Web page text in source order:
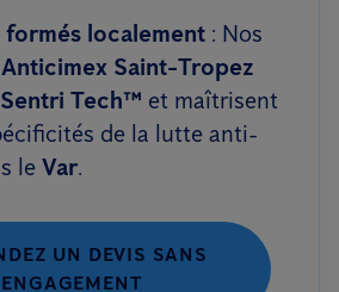
formés localement : Nos
Saint-Tropez
Tech™ et maîtrisent
de la lutte anti-
le Var.
UN DEVIS SANS
ENGAGEMENT